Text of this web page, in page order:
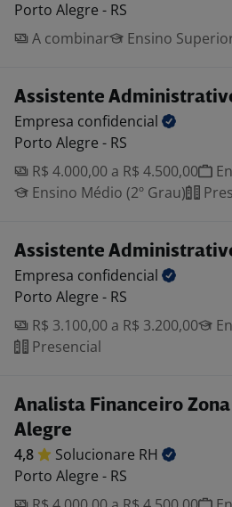
Porto Alegre - RS
A combinar
Ensino
Assistente
Empresa confidencial
Porto Alegre - RS
R$ 4.000,00 a R$ 4.500,00
Ensino Médio (2º Grau)
Assistente
Empresa confidencial
Porto Alegre - RS
R$ 3.100,00 a R$ 3.200,00
Presencial
Analista Financeiro
Alegre
4,8 Solucionare RH
Porto Alegre - RS